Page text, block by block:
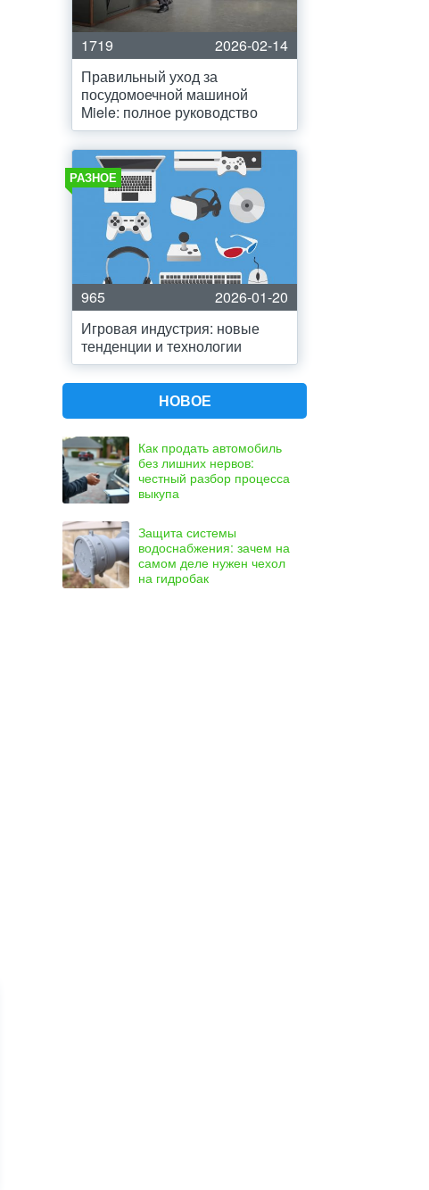
1719
2026-02-14
Правильный уход за
посудомоечной машиной
Miele: полное руководство
РАЗНОЕ
965
2026-01-20
Игровая индустрия: новые
тенденции и технологии
НОВОЕ
Как продать автомобиль
без лишних нервов:
честный разбор процесса
выкупа
Защита системы
водоснабжения: зачем на
самом деле нужен чехол
на гидробак